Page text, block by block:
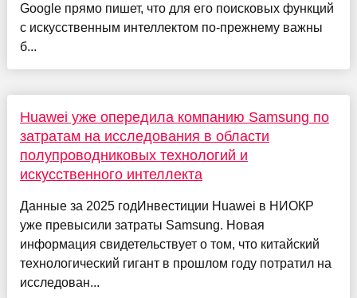
Google прямо пишет, что для его поисковых функций
с искусственным интеллектом по-прежнему важны
б...
Huawei уже опередила компанию Samsung по
затратам на исследования в области
полупроводниковых технологий и
искусственного интеллекта
Данные за 2025 годИнвестиции Huawei в НИОКР
уже превысили затраты Samsung. Новая
информация свидетельствует о том, что китайский
технологический гигант в прошлом году потратил на
исследован...